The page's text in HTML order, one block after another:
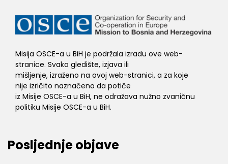
Misija OSCE-a u BiH je podržala izradu ove web-
stranice. Svako gledište, izjava ili
mišljenje, izraženo na ovoj web-stranici, a za koje
nije izričito naznačeno da potiče
iz Misije OSCE-a u BiH, ne odražava nužno zvaničnu
politiku Misije OSCE-a u BiH.
Posljednje objave